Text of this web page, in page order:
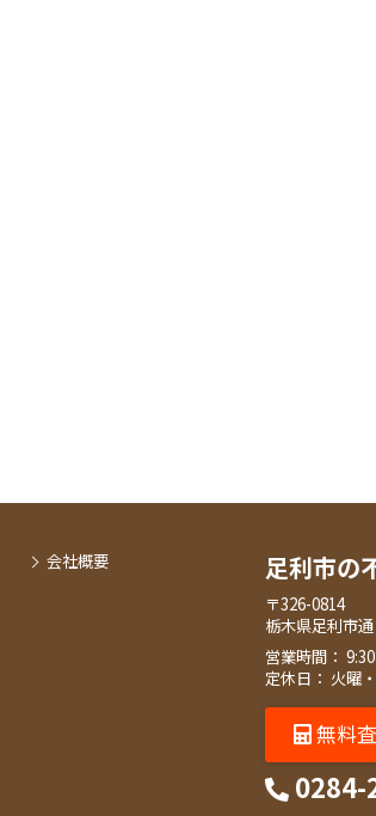
会社概要 足利市の
〒326-0814
栃木県足利市
営業時間：
定休日： 火曜
無料
0284-